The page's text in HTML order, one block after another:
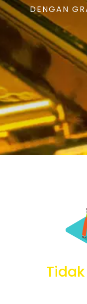
DENGAN